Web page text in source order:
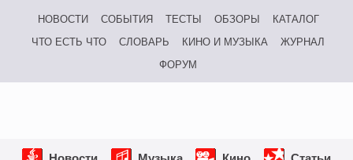
НОВОСТИ СОБЫТИЯ ТЕСТЫ ОБЗОРЫ
КАТАЛОГ
ЧТО ЕСТЬ ЧТО
СЛОВАРЬ КИНО И МУЗЫКА
ЖУРНАЛ
ФОРУМ